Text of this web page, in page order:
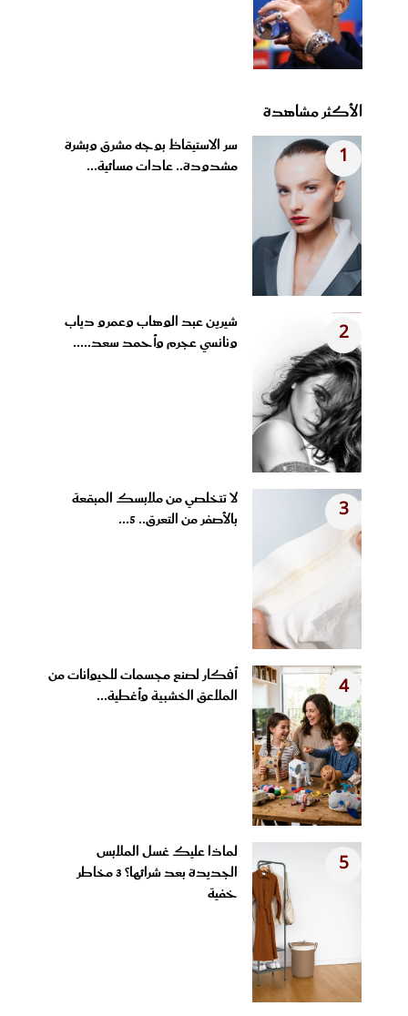
الأكثر مشاهدة
1
سر الاستيقاظ بوجه مشرق وبشرة
مشدودة.. عادات مسائية...
2
شيرين عبد الوهاب وعمرو دياب
ونانسي عجرم وأحمد سعد.....
3
لا تتخلصي من ملابسك المبقعة
بالأصفر من التعرق.. 5...
4
أفكار لصنع مجسمات للحيوانات من
الملاعق الخشبية وأغطية...
5
لماذا عليك غسل الملابس
الجديدة بعد شرائها؟ 3 مخاطر
خفية